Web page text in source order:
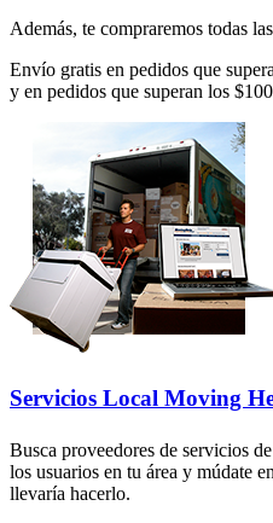
Además, te compraremos todas
Envío gratis en pedidos que
y en pedidos que superan los
Servicios Local Moving
Busca proveedores de servicios
los usuarios en tu área y múdate
llevaría hacerlo.